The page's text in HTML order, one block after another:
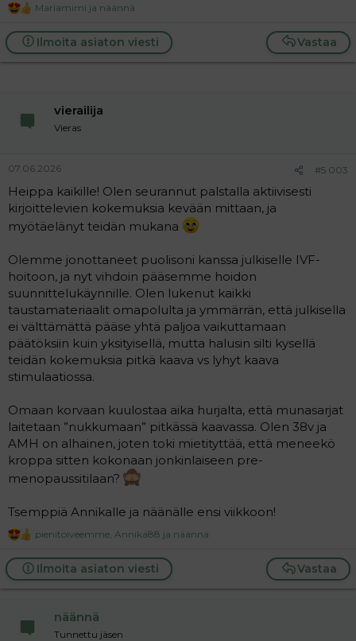
R
a
c
t
Mariamimi ja näännä
Vastaa
Ilmoita asiaton viesti
vierailija
Vieras
07.06.2026 #5 003
Heippa kaikille! Olen seurannut palstalla aktiivisesti
kirjoittelevien kokemuksia kevään mittaan, ja
myötäelänyt teidän mukana
Olemme jonottaneet puolisoni kanssa julkiselle IVF-
hoitoon, ja nyt vihdoin pääsemme hoidon
suunnittelukäynnille. Olen lukenut kaikki
taustamateriaalit omapolulta ja ymmärrän, että julkisella
ei välttämättä pääse yhtä paljoa vaikuttamaan
päätöksiin kuin yksityisellä, mutta halusin silti kysellä
teidän kokemuksia pitkä kaava vs lyhyt kaava
stimulaatiossa.
Omaan korvaan kuulostaa aika hurjalta, että munasarjat
laitetaan ”nukkumaan” pitkässä kaavassa. Olen 38v ja
AMH on alhainen, joten toki mietityttää, että meneekö
kroppa sitten kokonaan jonkinlaiseen pre-
menopaussitilaan?
Tsemppiä Annikalle ja näänälle ensi viikkoon!
R
a
c
t
pienitoiveemme, Annika88 ja näännä
Vastaa
Ilmoita asiaton viesti
näännä
Tunnettu jäsen